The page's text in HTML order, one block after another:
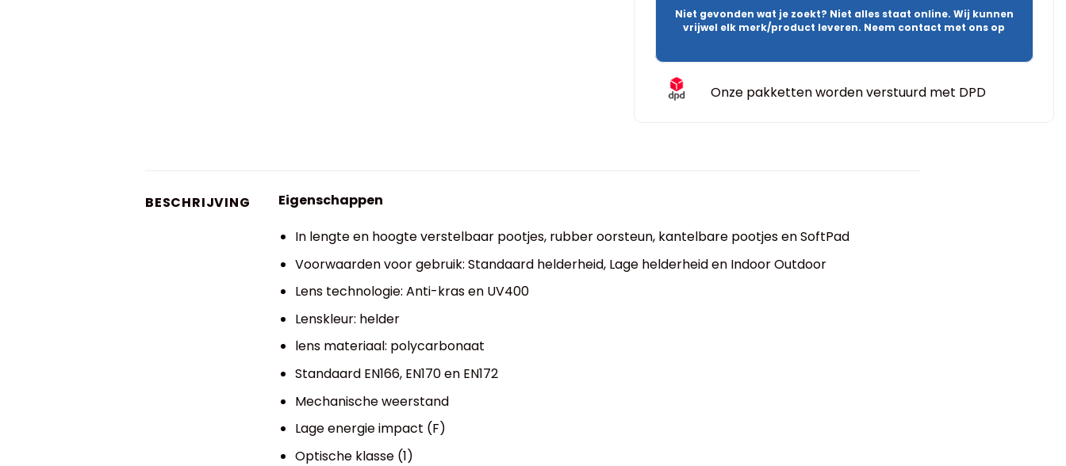
Niet gevonden wat je zoekt? Niet alles staat online. Wij kunnen
vrijwel elk merk/product leveren. Neem contact met ons op
Onze pakketten worden verstuurd met DPD
BESCHRIJVING
Eigenschappen
In lengte en hoogte verstelbaar pootjes, rubber oorsteun, kantelbare pootjes en SoftPad
Voorwaarden voor gebruik: Standaard helderheid, Lage helderheid en Indoor Outdoor
Lens technologie: Anti-kras en UV400
Lenskleur: helder
lens materiaal: polycarbonaat
Standaard EN166, EN170 en EN172
Mechanische weerstand
Lage energie impact (F)
Optische klasse (1)